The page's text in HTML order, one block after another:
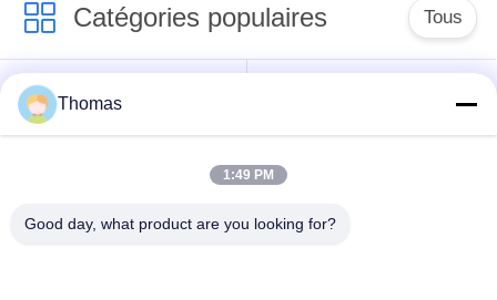
Catégories populaires Tous
thermostat ksd301
remise
remise manuelle
thermique
Thomas
1:49 PM
Good day, what product are you looking for?